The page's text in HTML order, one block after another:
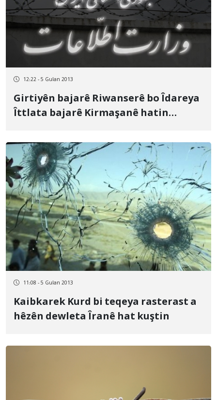
12:22 - 5 Gulan 2013
Girtiyên bajarê Riwanserê bo Îdareya
Îttlata bajarê Kirmaşanê hatin
11:08 - 5 Gulan 2013
Kaibkarek Kurd bi teqeya rasterast a
hêzên dewleta Îranê hat kuştin